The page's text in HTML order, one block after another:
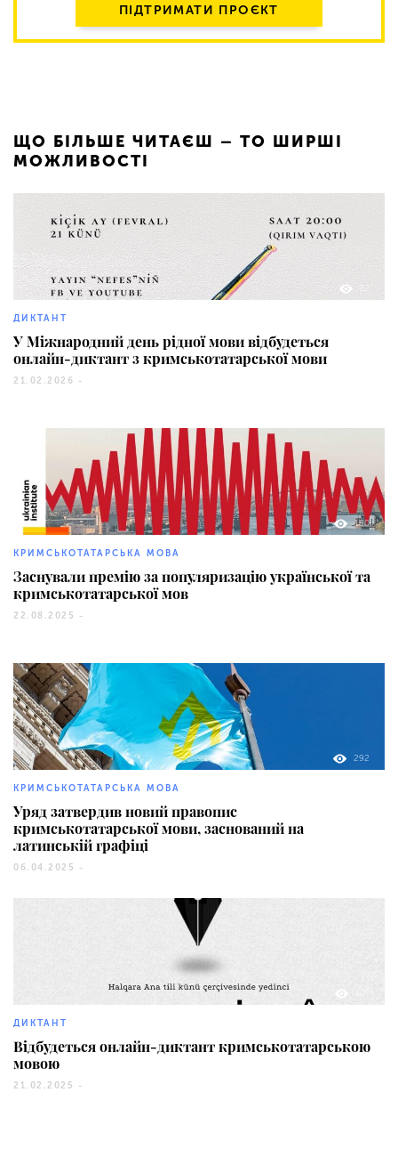
ПІДТРИМАТИ ПРОЄКТ
ЩО БІЛЬШЕ ЧИТАЄШ – ТО ШИРШІ
МОЖЛИВОСТІ
52
ДИКТАНТ
У Міжнародний день рідної мови відбудеться
онлайн-диктант з кримськотатарської мови
21.02.2026 -
180
КРИМСЬКОТАТАРСЬКА МОВА
Заснували премію за популяризацію української та
кримськотатарської мов
22.08.2025 -
292
КРИМСЬКОТАТАРСЬКА МОВА
Уряд затвердив новий правопис
кримськотатарської мови, заснований на
латинській графіці
06.04.2025 -
ДИКТАНТ
Відбудеться онлайн-диктант кримськотатарською
мовою
21.02.2025 -